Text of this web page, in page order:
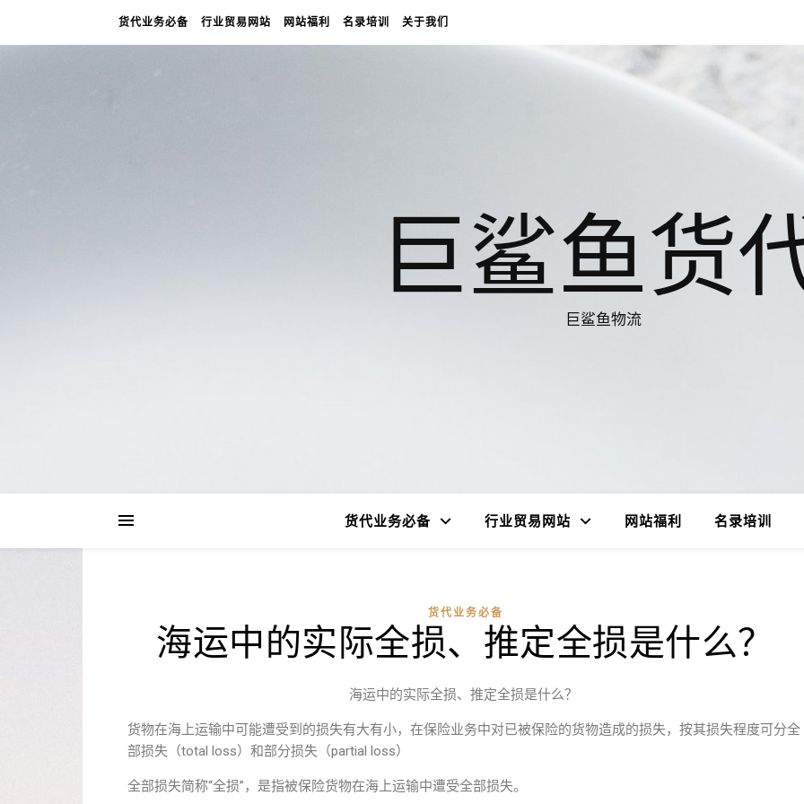
货代业务必备 行业贸易网站 网站福利 名录培训 关于我们
巨鲨鱼货
巨鲨鱼物流
货代业务必备 行业贸易网站 网站福利 名录培训
货代业务必备
海运中的实际全损、推定全损是什么？
海运中的实际全损、推定全损是什么？
货物在海上运输中可能遭受到的损失有大有小，在保险业务中对已被保险的货物造成的损失，按其损失程度可分全
部损失（total loss）和部分损失（partial loss）
全部损失简称“全损”，是指被保险货物在海上运输中遭受全部损失。